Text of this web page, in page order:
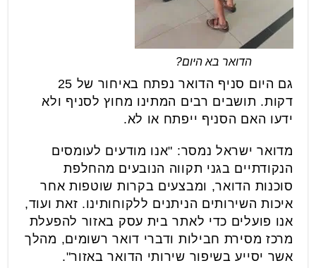
הדואר בא היום?
גם היום סניף הדואר נפתח באיחור של 25
דקות. תושבים רבים המתינו מחוץ לסניף ולא
ידעו האם הסניף ייפתח או לא.
מדואר ישראל נמסר: "אנו מודעים לעומסים
הנקודתיים בגני תקווה הנובעים מהחלפת
סוכנות הדואר, ומבצעים בקרות שוטפות אחר
איכות השירותים הניתנים ללקוחותינו. זאת ועוד,
אנו פועלים כדי לאתר בית עסק באזור להפעלת
מרכז מסירת חבילות ודברי דואר רשומים, מהלך
אשר יסייע בשיפור שירותי הדואר באזור".